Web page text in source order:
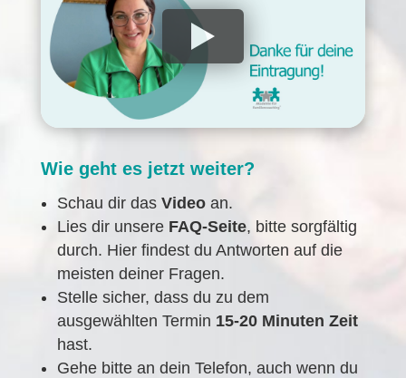
Wie geht es jetzt weiter?
Schau dir das Videoan.
Lies dir unsere FAQ-Seite, bitte sorgfältig
durch. Hier findest du Antworten auf die
meisten deiner Fragen.
Stelle sicher, dass du zu dem
ausgewählten Termin 15-20 Minuten Zeit
hast.
Gehe bitte an dein Telefon, auch wenn du